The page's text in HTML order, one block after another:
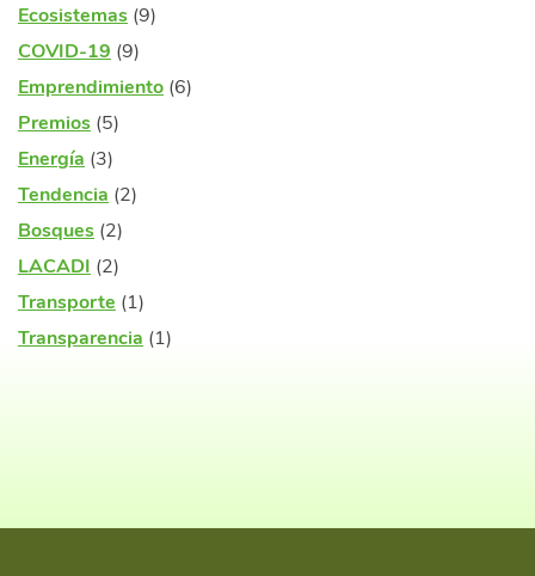
Ecosistemas (9)
COVID-19 (9)
Emprendimiento (6)
Premios (5)
Energía (3)
Tendencia (2)
Bosques (2)
LACADI (2)
Transporte (1)
Transparencia (1)